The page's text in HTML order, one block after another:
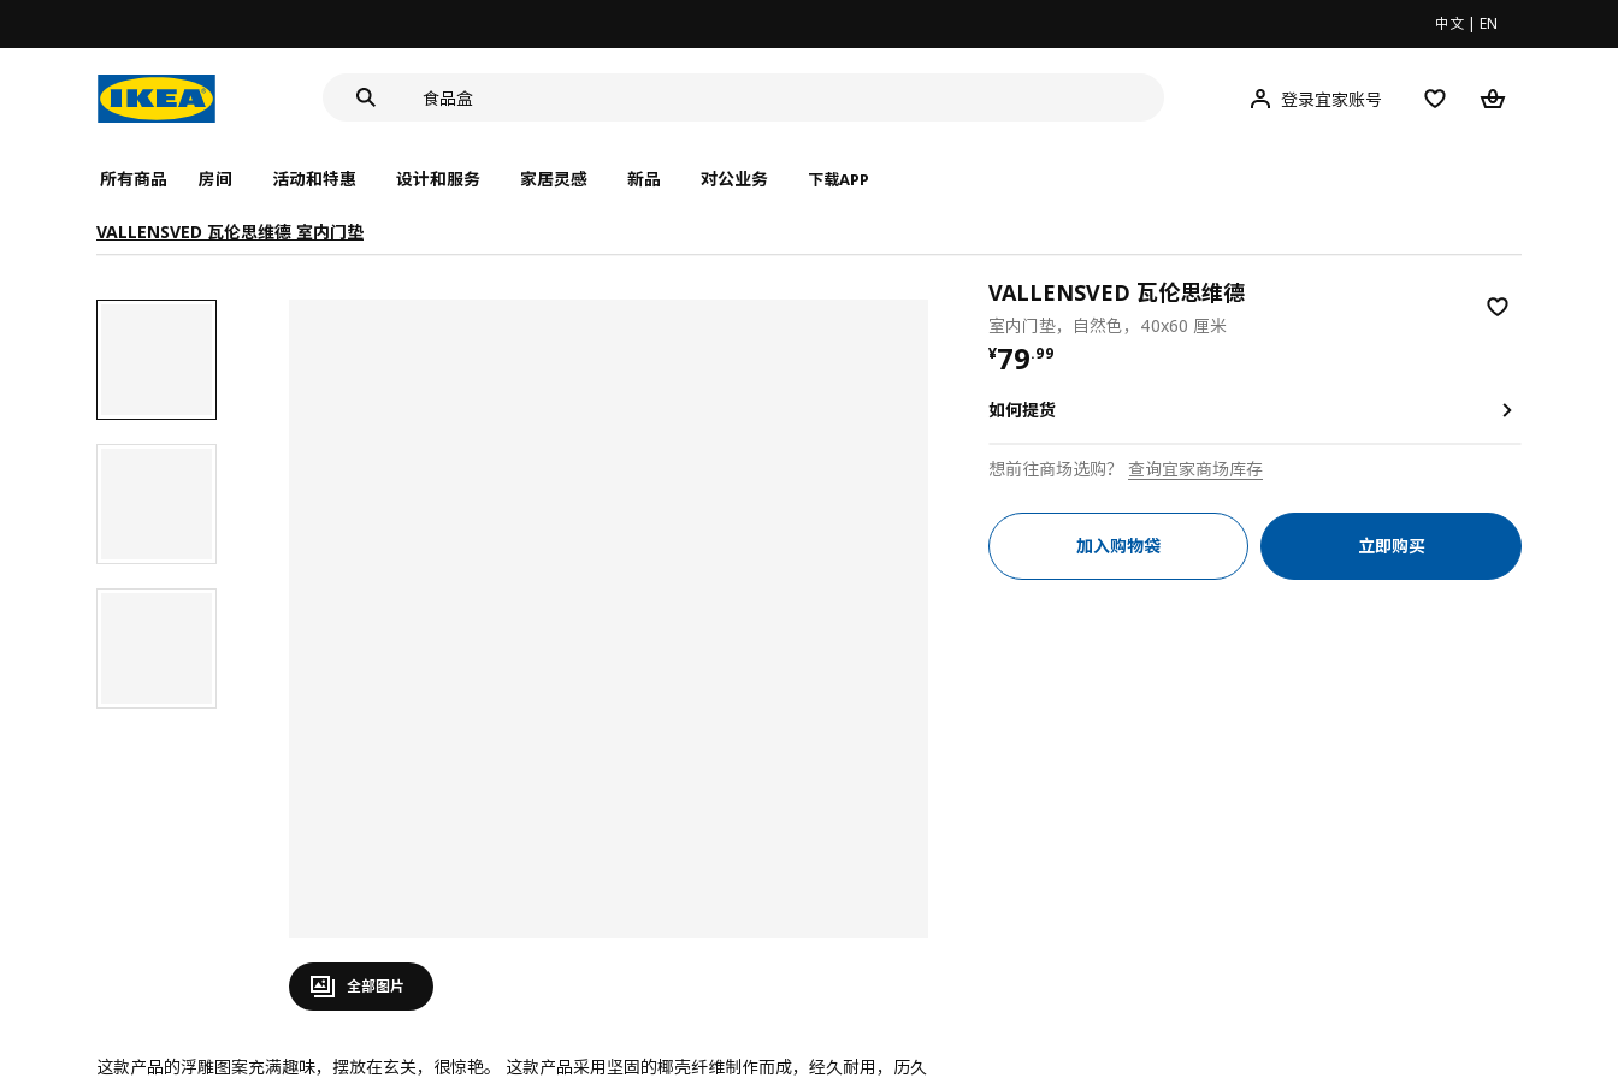
中文 | EN
食品盒
登录宜家账号
所有商品 房间 活动和特惠 设计和服务 家居灵感 新品 对公业务 下载APP
VALLENSVED 瓦伦思维德 室内门垫
全部图片
这款产品的浮雕图案充满趣味，摆放在玄关，很惊艳。 这款产品采用坚固的椰壳纤维制作而成，经久耐用，历久
VALLENSVED 瓦伦思维德
室内门垫，自然色，40x60 厘米
¥79.99
¥ 79.99
如何提货
想前往商场选购？ 查询宜家商场库存
加入购物袋 立即购买